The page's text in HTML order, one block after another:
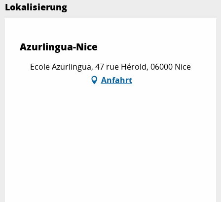
Lokalisierung
Azurlingua-Nice
Ecole Azurlingua, 47 rue Hérold, 06000 Nice
Anfahrt